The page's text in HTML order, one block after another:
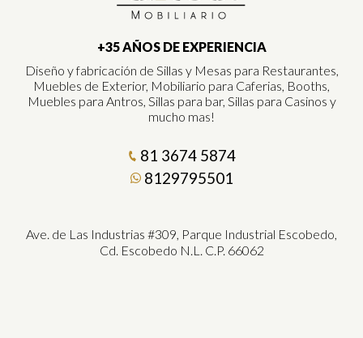
+35 AÑOS DE EXPERIENCIA
Diseño y fabricación de Sillas y Mesas para Restaurantes,
Muebles de Exterior, Mobiliario para Caferias, Booths,
Muebles para Antros, Sillas para bar, Sillas para Casinos y
mucho mas!
81 3674 5874
8129795501
Ave. de Las Industrias #309, Parque Industrial Escobedo,
Cd. Escobedo N.L. C.P. 66062